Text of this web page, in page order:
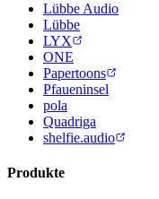
Lübbe Audio
Lübbe
LYX
ONE
Papertoons
Pfaueninsel
pola
Quadriga
shelfie.audio
Produkte